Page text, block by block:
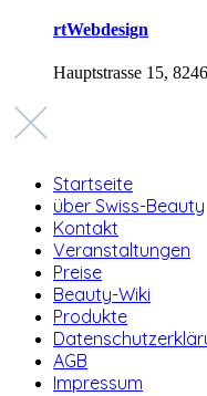
rtWebdesign
Hauptstrasse 15,
Startseite
über Swiss-Beauty
Kontakt
Veranstaltungen
Preise
Beauty-Wiki
Produkte
AGB
Impressum